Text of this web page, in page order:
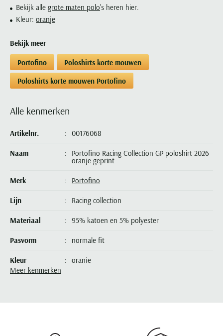
Denim overhemden
Katoenen overhemden
Corduroy overhemden
Lacoste Slim Fit polo
Deals
Buy 2 save €20
Grote maten truien & vesten
Broeken slim fit
Jeans slim fit
Cargo broeken
Regenjassen
Windjacks
Softshell jassen
Profuomo
Rehab
Reset
Roy Robson
Schiesser
Seidensticker
Thomas Maine
Tommy Hilfiger
Vanguard
Bekijk alle grote maten polo's heren hier.
Kleur: oranje
Bekijk meer
Portofino
Poloshirts korte mouwen
Poloshirts korte mouwen Portofino
Alle kenmerken
Artikelnr. 00176068
Naam Portofino Racing Collection GP poloshirt 2026
oranje geprint
Merk Portofino
Lijn Racing collection
Materiaal 95% katoen en 5% polyester
Pasvorm normale fit
Kleur oranje
Meer kenmerken